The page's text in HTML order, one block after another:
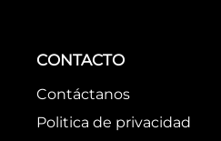
CONTACTO
Contáctanos
Politica de privacidad